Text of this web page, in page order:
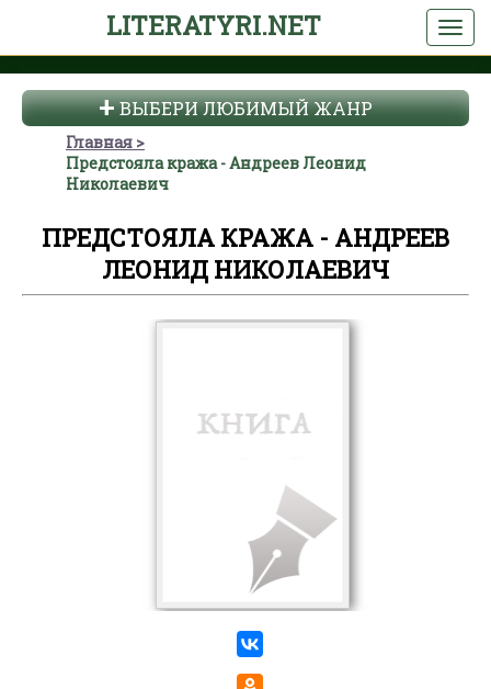
LITERATYRI.NET
ВЫБЕРИ ЛЮБИМЫЙ ЖАНР
Главная
Предстояла кража - Андреев Леонид
Николаевич
ПРЕДСТОЯЛА КРАЖА - АНДРЕЕВ
ЛЕОНИД НИКОЛАЕВИЧ